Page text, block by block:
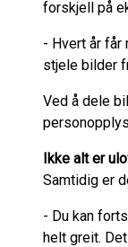
forskjell på
- Hvert år får
stjele bilder
Ved å dele
Ikke alt er
Samtidig er
- Du kan
helt greit.